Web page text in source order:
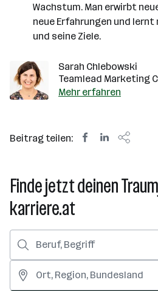
Wachstum. Man erwirbt
neue Erfahrungen und
und seine Ziele.
Sarah Chlebowski
Teamlead Marketing
Mehr erfahren
Beitrag teilen:
Finde jetzt deinen
karriere.at